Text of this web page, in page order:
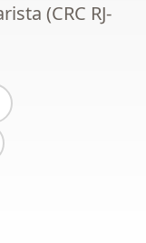
(CRC RJ-